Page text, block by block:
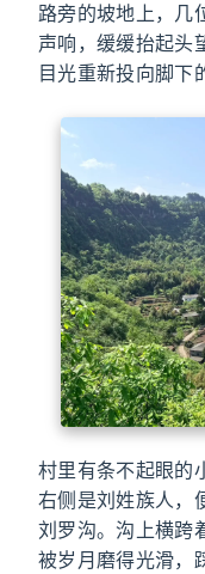
路旁的坡地上，几
声响，缓缓抬起头
目光重新投向脚下
村里有条不起眼的
右侧是刘姓族人
刘罗沟。沟上横跨
被岁月磨得光滑，